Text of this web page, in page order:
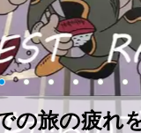
の旅の疲れ